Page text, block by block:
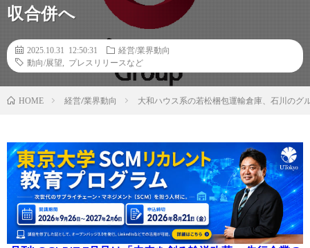
収合併へ
2025.10.31 12:50:31
経営/業界動向
動向/展望
プレスリリースなど
HOME 経営/業界動向 大和ハウス系の若松梱包運輸倉庫、石川のグ